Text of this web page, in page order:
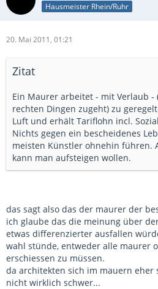
Hausmeister Rhein/Ruhr
20. Mai 2011, 01:21
Zitat
Ein Maurer arbeitet - mit Verlaub -
rechten Dingen zugeht) zu
Luft und erhält Tariflohn incl.
Nichts gegen ein bescheidenes
meisten Künstler ohnehin führen.
kann man aufsteigen wollen.
das sagt also das der maurer der
ich glaube das die meinung über
etwas differenzierter ausfallen
wahl stünde, entweder alle maurer
erschiessen zu müssen.
da architekten sich im mauern eher
nicht wirklich schwer...